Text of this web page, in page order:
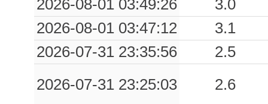
0.10
PAR
64
0.09
PZS
64
0.07
BGL
95
0.07
VLM 69
2026-08-01 03:49:26
3.0
2026-08-01 03:47:12
3.1
2026-07-31 23:35:56
2.5
2026-07-31 23:25:03
2.6